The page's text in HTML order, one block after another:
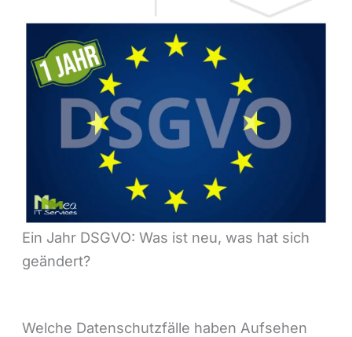
Ein Jahr DSGVO: Was ist neu, was hat sich
geändert?
Welche Datenschutzfälle haben Aufsehen